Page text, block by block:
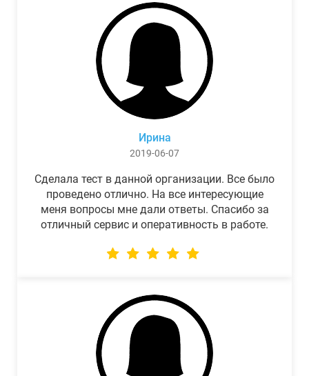
Ирина
2019-06-07
Сделала тест в данной организации. Все было
проведено отлично. На все интересующие
меня вопросы мне дали ответы. Спасибо за
отличный сервис и оперативность в работе.